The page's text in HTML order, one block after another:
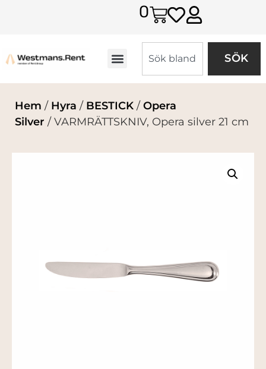
0
SÖK
Hem / Hyra / BESTICK / Opera
Silver / VARMRÄTTSKNIV, Opera silver 21 cm